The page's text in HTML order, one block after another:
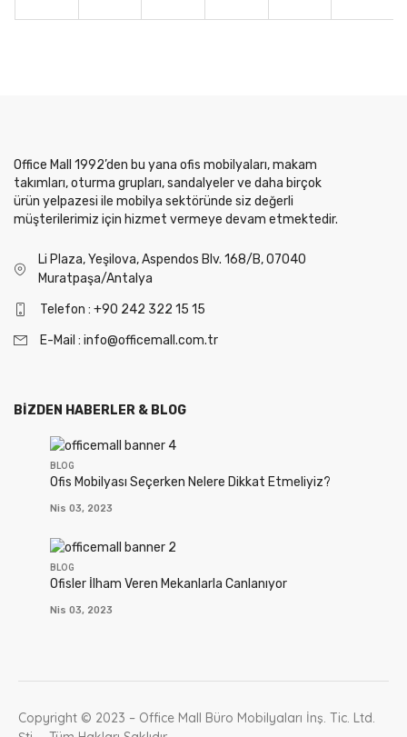
Office Mall 1992’den bu yana ofis mobilyaları, makam
takımları, oturma grupları, sandalyeler ve daha birçok
ürün yelpazesi ile mobilya sektöründe siz değerli
müşterilerimiz için hizmet vermeye devam etmektedir.
Li Plaza, Yeşilova, Aspendos Blv. 168/B, 07040
Muratpaşa/Antalya
Telefon : +90 242 322 15 15
E-Mail : info@officemall.com.tr
BIZDEN HABERLER & BLOG
BLOG
Ofis Mobilyası Seçerken Nelere Dikkat Etmeliyiz?
Nis 03, 2023
BLOG
Ofisler İlham Veren Mekanlarla Canlanıyor
Nis 03, 2023
Copyright © 2023 – Office Mall Büro Mobilyaları İnş. Tic. Ltd.